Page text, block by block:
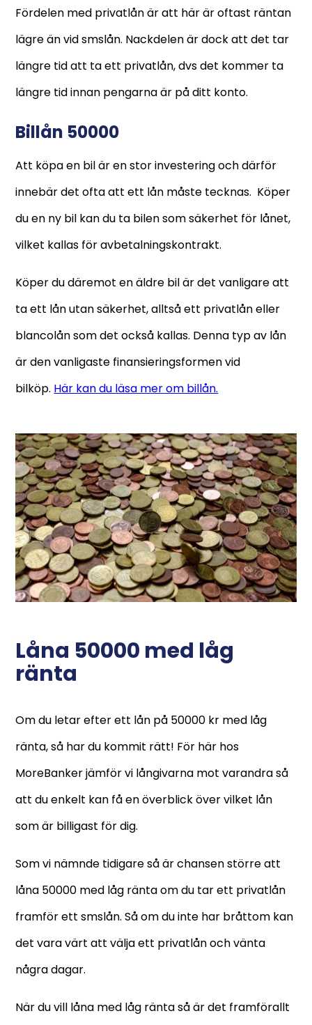
Fördelen med privatlån är att här är oftast räntan
lägre än vid smslån. Nackdelen är dock att det tar
längre tid att ta ett privatlån, dvs det kommer ta
längre tid innan pengarna är på ditt konto.
Billån 50000
Att köpa en bil är en stor investering och därför
innebär det ofta att ett lån måste tecknas. Köper
du en ny bil kan du ta bilen som säkerhet för lånet,
vilket kallas för avbetalningskontrakt.
Köper du däremot en äldre bil är det vanligare att
ta ett lån utan säkerhet, alltså ett privatlån eller
blancolån som det också kallas. Denna typ av lån
är den vanligaste finansieringsformen vid
bilköp. Här kan du läsa mer om billån.
Låna 50000 med låg
ränta
Om du letar efter ett lån på 50000 kr med låg
ränta, så har du kommit rätt! För här hos
MoreBanker jämför vi långivarna mot varandra så
att du enkelt kan få en överblick över vilket lån
som är billigast för dig.
Som vi nämnde tidigare så är chansen större att
låna 50000 med låg ränta om du tar ett privatlån
framför ett smslån. Så om du inte har bråttom kan
det vara värt att välja ett privatlån och vänta
några dagar.
När du vill låna med låg ränta så är det framförallt